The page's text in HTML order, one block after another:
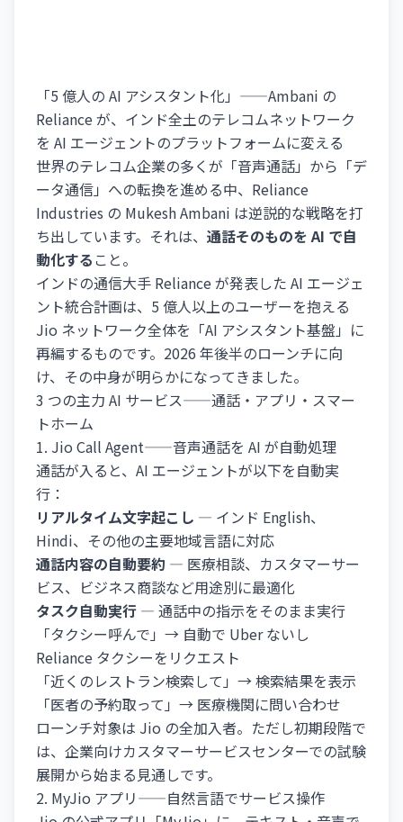
「5 億人の AI アシスタント化」——Ambani の
Reliance が、インド全土のテレコムネットワーク
を AI エージェントのプラットフォームに変える
世界のテレコム企業の多くが「音声通話」から「デ
ータ通信」への転換を進める中、Reliance
Industries の Mukesh Ambani は逆説的な戦略を打
ち出しています。それは、 通話そのものを AI で自
動化する こと。
インドの通信大手 Reliance が発表した AI エージェ
ント統合計画は、5 億人以上のユーザーを抱える
Jio ネットワーク全体を「AI アシスタント基盤」に
再編するものです。2026 年後半のローンチに向
け、その中身が明らかになってきました。
3 つの主力 AI サービス——通話・アプリ・スマー
トホーム
1. Jio Call Agent——音声通話を AI が自動処理
通話が入ると、AI エージェントが以下を自動実
行：
リアルタイム文字起こし — インド English、
Hindi、その他の主要地域言語に対応
通話内容の自動要約 — 医療相談、カスタマーサー
ビス、ビジネス商談など用途別に最適化
タスク自動実行 — 通話中の指示をそのまま実行
「タクシー呼んで」→ 自動で Uber ないし
Reliance タクシーをリクエスト
「近くのレストラン検索して」→ 検索結果を表示
「医者の予約取って」→ 医療機関に問い合わせ
ローンチ対象は Jio の全加入者。ただし初期段階で
は、企業向けカスタマーサービスセンターでの試験
展開から始まる見通しです。
2. MyJio アプリ——自然言語でサービス操作